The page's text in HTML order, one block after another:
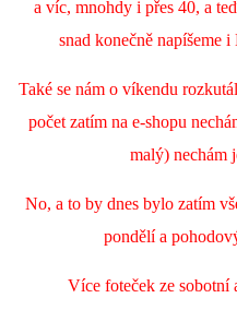
a víc, mnohdy i přes 40, a
snad konečně napíšeme
Také se nám o víkendu
počet zatím na e-shopu
malý) nechám
No, a to by dnes bylo zatím
pondělí a
Více foteček ze sobotní